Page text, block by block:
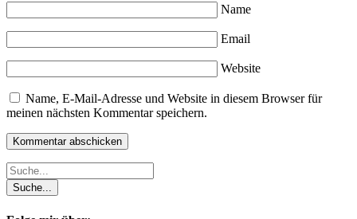
Name
Email
Website
Name, E-Mail-Adresse und Website in diesem Browser für
meinen nächsten Kommentar speichern.